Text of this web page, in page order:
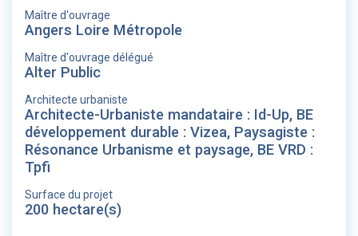
Maître d'ouvrage
Angers Loire Métropole
Maître d'ouvrage délégué
Alter Public
Architecte urbaniste
Architecte-Urbaniste mandataire : Id-Up, BE
développement durable : Vizea, Paysagiste :
Résonance Urbanisme et paysage, BE VRD :
Tpfi
Surface du projet
200 hectare(s)